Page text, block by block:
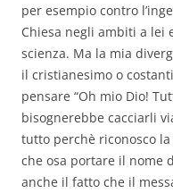
per esempio contro
Chiesa negli ambiti a lei
scienza. Ma la mia
il cristianesimo o
pensare “Oh mio Dio!
bisognerebbe cacciarli
tutto perchè riconosco
che osa portare il nome
anche il fatto che il